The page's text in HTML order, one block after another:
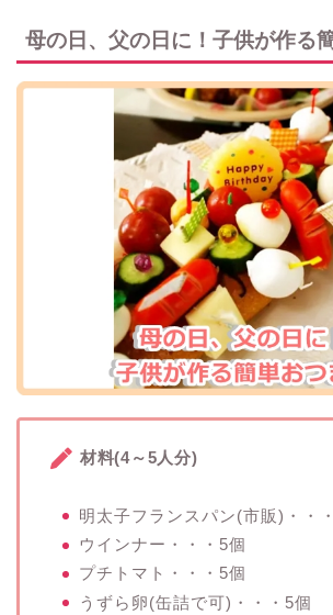
母の日、父の日に！子供が作る
材料(4～5人分)
明太子フランスパン(市販)・・
ウインナー・・・5個
プチトマト・・・5個
うずら卵(缶詰で可)・・・5個